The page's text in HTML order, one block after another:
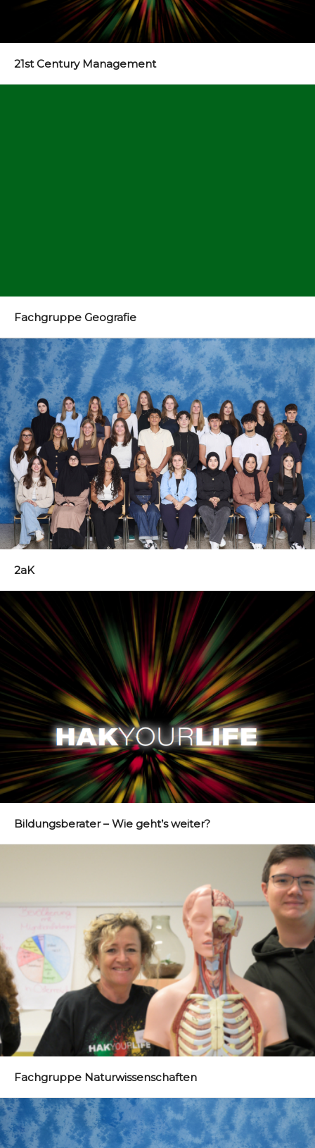
21st Century Management
Fachgruppe Geografie
2aK
Bildungsberater – Wie geht’s weiter?
Fachgruppe Naturwissenschaften